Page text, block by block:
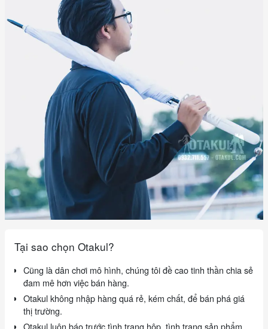
Tại sao chọn Otakul?
Cũng là dân chơi mô hình, chúng tôi đề cao tinh thần chia sẻ
đam mê hơn việc bán hàng.
Otakul không nhập hàng quá rẻ, kém chất, để bán phá giá
thị trường.
Otakul luôn báo trước tình trạng hộp, tình trạng sản phẩm